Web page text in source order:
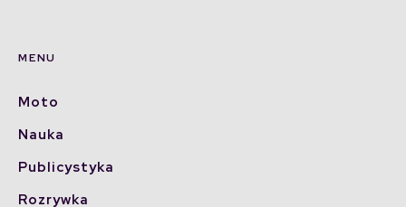
MENU
Moto
Nauka
Publicystyka
Rozrywka